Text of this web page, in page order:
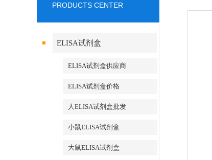
PRODUCTS CENTER
ELISA试剂盒
ELISA试剂盒供应商
ELISA试剂盒价格
人ELISA试剂盒批发
小鼠ELISA试剂盒
大鼠ELISA试剂盒